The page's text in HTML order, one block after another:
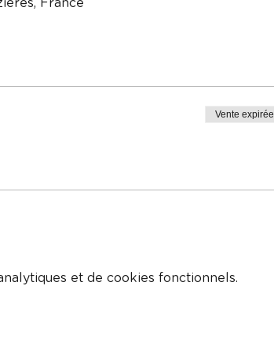
France
Vente expirée
et de cookies fonctionnels.